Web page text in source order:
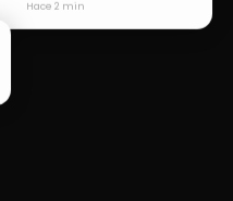
Hace 2 min